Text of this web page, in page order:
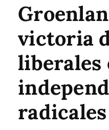
victoria
liberales
radicales